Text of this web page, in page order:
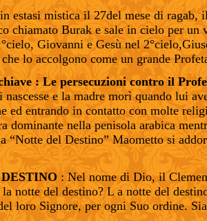
estasi mistica il 27del mese di
chiamato Burak e sale in cielo per
Giovanni e Gesù nel
lo accolgono come un grande
: Le persecuzioni contro il
nascesse e la madre morì quando lui
ed entrando in contatto con molte
dominante nella penisola arabica
“Notte del Destino” Maometto si
: Nel nome di Dio, il
la notte del destino? L a notte del
loro Signore, per ogni Suo ordine.